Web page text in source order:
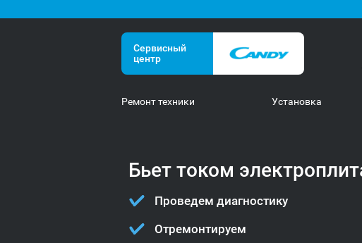
Сервисный
центр
Ремонт техники Установка
Бьет током
Проведем диагностику
Отремонтируем